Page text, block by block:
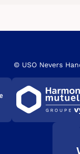
© USO Nevers